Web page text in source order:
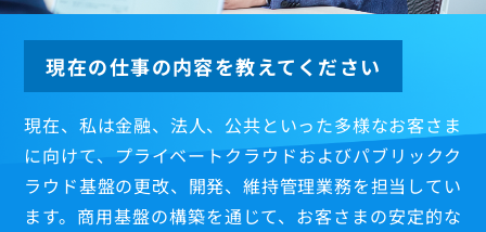
現在の仕事の内容を教えてください
現在、私は金融、法人、公共といった多様なお客さま
に向けて、プライベートクラウドおよびパブリックク
ラウド基盤の更改、開発、維持管理業務を担当してい
ます。商用基盤の構築を通じて、お客さまの安定的な